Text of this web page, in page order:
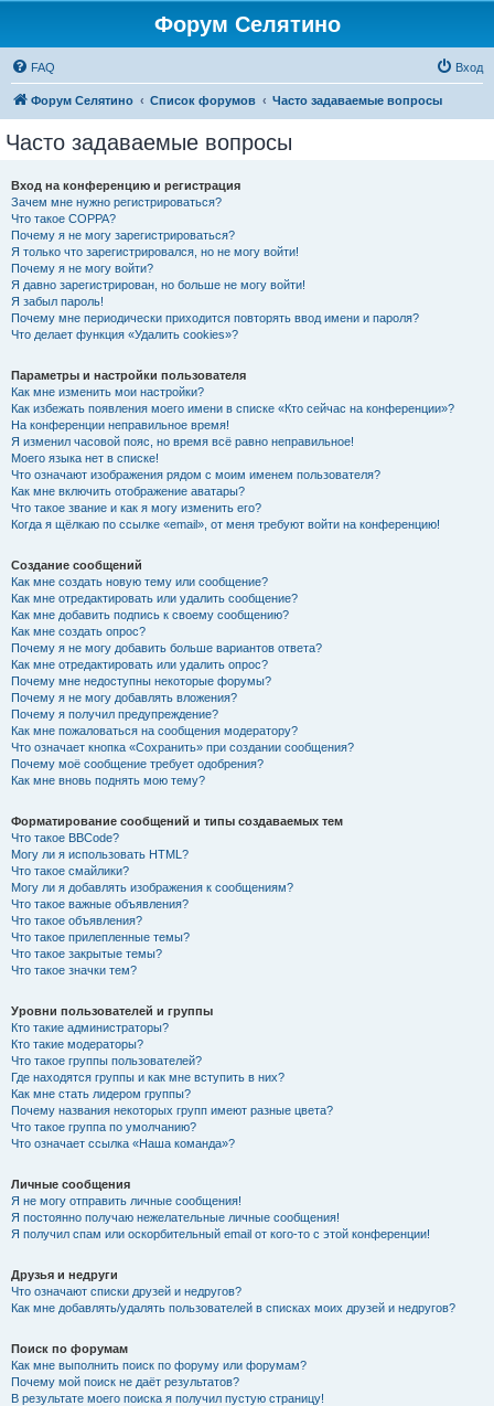
Форум Селятино
FAQ Вход
Форум Селятино Список форумов Часто задаваемые вопросы
Часто задаваемые вопросы
Вход на конференцию и регистрация
Зачем мне нужно регистрироваться?
Что такое COPPA?
Почему я не могу зарегистрироваться?
Я только что зарегистрировался, но не могу войти!
Почему я не могу войти?
Я давно зарегистрирован, но больше не могу войти!
Я забыл пароль!
Почему мне периодически приходится повторять ввод имени и пароля?
Что делает функция «Удалить cookies»?
Параметры и настройки пользователя
Как мне изменить мои настройки?
Как избежать появления моего имени в списке «Кто сейчас на конференции»?
На конференции неправильное время!
Я изменил часовой пояс, но время всё равно неправильное!
Моего языка нет в списке!
Что означают изображения рядом с моим именем пользователя?
Как мне включить отображение аватары?
Что такое звание и как я могу изменить его?
Когда я щёлкаю по ссылке «email», от меня требуют войти на конференцию!
Создание сообщений
Как мне создать новую тему или сообщение?
Как мне отредактировать или удалить сообщение?
Как мне добавить подпись к своему сообщению?
Как мне создать опрос?
Почему я не могу добавить больше вариантов ответа?
Как мне отредактировать или удалить опрос?
Почему мне недоступны некоторые форумы?
Почему я не могу добавлять вложения?
Почему я получил предупреждение?
Как мне пожаловаться на сообщения модератору?
Что означает кнопка «Сохранить» при создании сообщения?
Почему моё сообщение требует одобрения?
Как мне вновь поднять мою тему?
Форматирование сообщений и типы создаваемых тем
Что такое BBCode?
Могу ли я использовать HTML?
Что такое смайлики?
Могу ли я добавлять изображения к сообщениям?
Что такое важные объявления?
Что такое объявления?
Что такое прилепленные темы?
Что такое закрытые темы?
Что такое значки тем?
Уровни пользователей и группы
Кто такие администраторы?
Кто такие модераторы?
Что такое группы пользователей?
Где находятся группы и как мне вступить в них?
Как мне стать лидером группы?
Почему названия некоторых групп имеют разные цвета?
Что такое группа по умолчанию?
Что означает ссылка «Наша команда»?
Личные сообщения
Я не могу отправить личные сообщения!
Я постоянно получаю нежелательные личные сообщения!
Я получил спам или оскорбительный email от кого-то с этой конференции!
Друзья и недруги
Что означают списки друзей и недругов?
Как мне добавлять/удалять пользователей в списках моих друзей и недругов?
Поиск по форумам
Как мне выполнить поиск по форуму или форумам?
Почему мой поиск не даёт результатов?
В результате моего поиска я получил пустую страницу!